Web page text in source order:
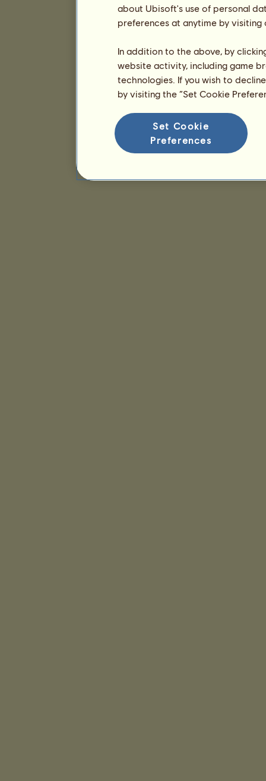
about Ubisoft's use of personal
preferences at anytime by
In addition to the above, by
website activity, including game
technologies. If you wish to
by visiting the “Set Cookie
Set Cookie
Preferences